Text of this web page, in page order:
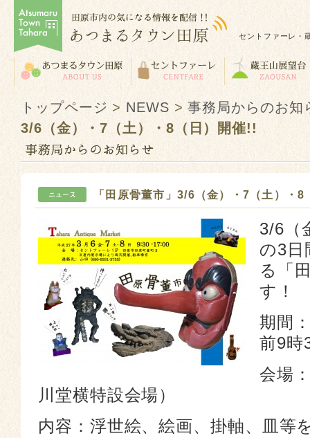
セントファーレ・
トップページ > NEWS >事務局からのお知
3/6（金）・7（土）・8（日）開催!!
「田原骨董市」3/6（金）・7（土）・
3/6（
の3日
る「
す！
期間
前9時
会場
川堂横特設会場）
内容：浮世絵、絵画、掛軸、皿